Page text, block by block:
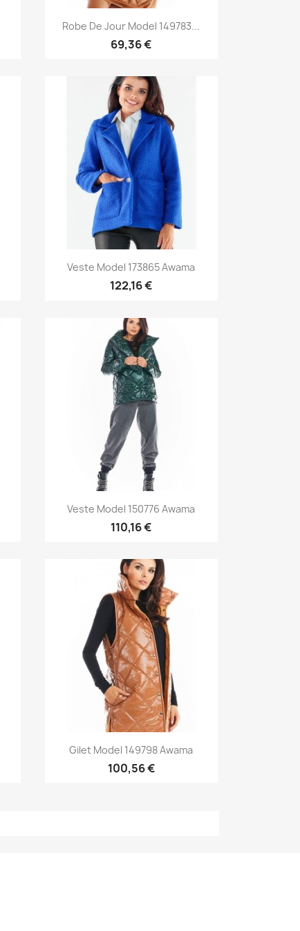
Aperçu rapide
Robe De Jour Model 149783...
69,36 €
Aperçu rapide
Veste Model 173865 Awama
122,16 €
Aperçu rapide
Veste Model 150776 Awama
110,16 €
Aperçu rapide
Gilet Model 149798 Awama
100,56 €